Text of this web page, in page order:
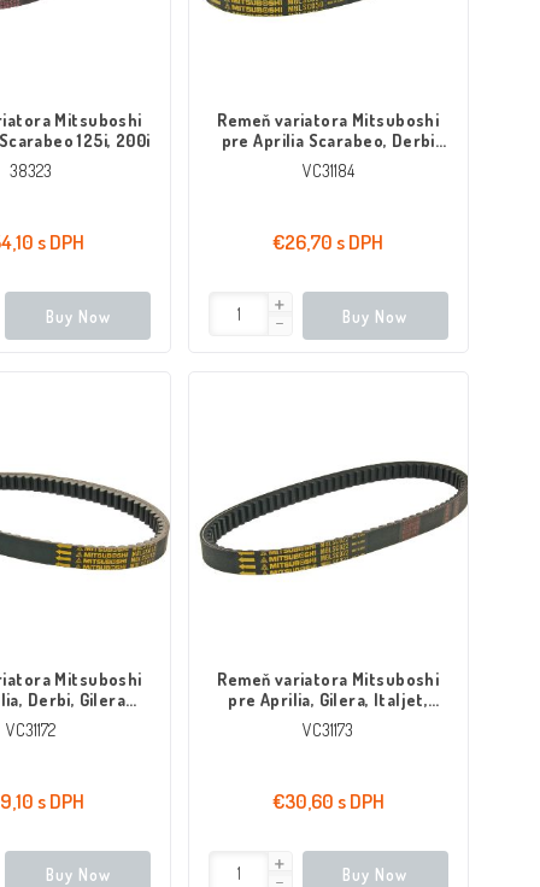
Mitsuboshi
125i, 200i
38323
s DPH
Buy Now
Remeň variatora Mitsuboshi
pre Aprilia Scarabeo, Derbi
Atlantis, Piaggio Fly 50 4-takt
VC31184
€26,70 s DPH
Buy Now
Mitsuboshi
Derbi, Gilera
Piaggio Fly,
LX, S, Sprint
VC31172
s DPH
Buy Now
Remeň variatora Mitsuboshi
pre Aprilia, Gilera, Italjet,
Piaggio 125, 150 2T
VC31173
€30,60 s DPH
Buy Now